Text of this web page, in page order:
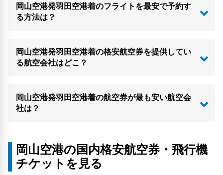
岡山空港発羽田空港着のフライトを最安で予約す
る方法は？
岡山空港発羽田空港着の格安航空券を提供してい
る航空会社はどこ？
岡山空港発羽田空港着の航空券が最も安い航空会
社は？
岡山空港の国内格安航空券・飛行機
チケットを見る